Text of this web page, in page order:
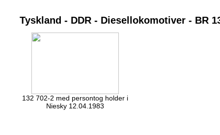
Tyskland - DDR - Diesellokomotiver - BR
132 702-2 med persontog holder i
Niesky 12.04.1983